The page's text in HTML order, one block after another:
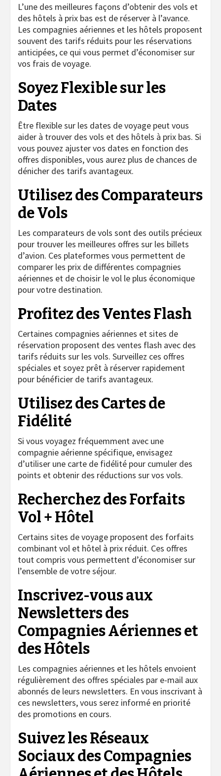
L’une des meilleures façons d’obtenir des vols et
des hôtels à prix bas est de réserver à l’avance.
Les compagnies aériennes et les hôtels proposent
souvent des tarifs réduits pour les réservations
anticipées, ce qui vous permet d’économiser sur
vos frais de voyage.
Soyez Flexible sur les
Dates
Être flexible sur les dates de voyage peut vous
aider à trouver des vols et des hôtels à prix bas. Si
vous pouvez ajuster vos dates en fonction des
offres disponibles, vous aurez plus de chances de
dénicher des tarifs avantageux.
Utilisez des Comparateurs
de Vols
Les comparateurs de vols sont des outils précieux
pour trouver les meilleures offres sur les billets
d’avion. Ces plateformes vous permettent de
comparer les prix de différentes compagnies
aériennes et de choisir le vol le plus économique
pour votre destination.
Profitez des Ventes Flash
Certaines compagnies aériennes et sites de
réservation proposent des ventes flash avec des
tarifs réduits sur les vols. Surveillez ces offres
spéciales et soyez prêt à réserver rapidement
pour bénéficier de tarifs avantageux.
Utilisez des Cartes de
Fidélité
Si vous voyagez fréquemment avec une
compagnie aérienne spécifique, envisagez
d’utiliser une carte de fidélité pour cumuler des
points et obtenir des réductions sur vos vols.
Recherchez des Forfaits
Vol + Hôtel
Certains sites de voyage proposent des forfaits
combinant vol et hôtel à prix réduit. Ces offres
tout compris vous permettent d’économiser sur
l’ensemble de votre séjour.
Inscrivez-vous aux
Newsletters des
Compagnies Aériennes et
des Hôtels
Les compagnies aériennes et les hôtels envoient
régulièrement des offres spéciales par e-mail aux
abonnés de leurs newsletters. En vous inscrivant à
ces newsletters, vous serez informé en priorité
des promotions en cours.
Suivez les Réseaux
Sociaux des Compagnies